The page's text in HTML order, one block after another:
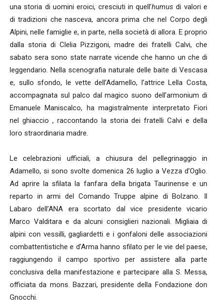
una storia di uomini eroici, cresciuti in quell’humus di valori e
di tradizioni che nasceva, ancora prima che nel Corpo degli
Alpini, nelle famiglie e, in parte, nella società di allora. E proprio
dalla storia di Clelia Pizzigoni, madre dei fratelli Calvi, che
sabato sera sono state narrate vicende che hanno un che di
leggendario. Nella scenografia naturale delle baite di Vescasa
e, sullo sfondo, le vette dell’Adamello, l’attrice Lella Costa,
accompagnata sul palco dal magico suono dell’armonium di
Emanuele Maniscalco, ha magistralmente interpretato Fiori
nel ghiaccio , raccontando la storia dei fratelli Calvi e della
loro straordinaria madre.
Le celebrazioni ufficiali, a chiusura del pellegrinaggio in
Adamello, si sono svolte domenica 26 luglio a Vezza d’Oglio.
Ad aprire la sfilata la fanfara della brigata Taurinense e un
reparto in armi del Comando Truppe alpine di Bolzano. Il
Labaro dell’ANA era scortato dal vice presidente vicario
Marco Valditara e da alcuni consiglieri nazionali. Migliaia di
alpini con vessilli, gagliardetti e i gonfaloni delle associazioni
combattentistiche e d’Arma hanno sfilato per le vie del paese,
raggiungendo il campo sportivo per assistere alla parte
conclusiva della manifestazione e partecipare alla S. Messa,
officiata da mons. Bazzari, presidente della Fondazione don
Gnocchi.